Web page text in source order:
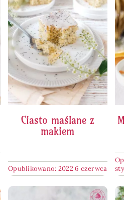
Ciasto maślane z
makiem
Opublikowano: 2022 6 czerwca